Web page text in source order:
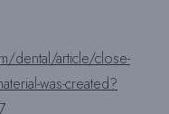
dental/article/close-
was-created?